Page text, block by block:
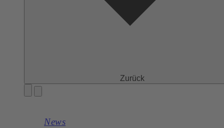
Zurück
News